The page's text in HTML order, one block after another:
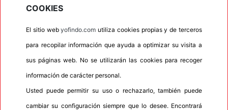
Banda blanca
Oportunidad
Etiqueta energética Información Eprel
COOKIES
El sitio webyofindo.com utiliza cookies propias y de terceros
para recopilar información que ayuda a optimizar su visita a
sus páginas web. No se utilizarán las cookies para recoger
información de carácter personal.
Usted puede permitir su uso o rechazarlo, también puede
cambiar su configuración siempre que lo desee. Encontrará